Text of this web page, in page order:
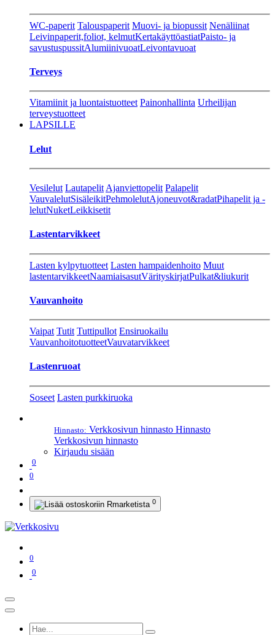
WC-paperit Talouspaperit Muovi- ja biopussit Nenäliinat
Leivinpaperit,foliot, kelmutKertakäyttöastiatPaisto- ja
savustuspussitAlumiinivuoatLeivontavuoat
Terveys
Vitamiinit ja luontaistuotteet Painonhallinta Urheilijan
terveystuotteet
LAPSILLE
Lelut
Vesilelut Lautapelit Ajanviettopelit Palapelit
VauvalelutSisäleikitPehmolelutAjoneuvot&radatPihapelit ja -
lelutNuketLeikkisetit
Lastentarvikkeet
Lasten kylpytuotteet Lasten hampaidenhoito Muut
lastentarvikkeetNaamiaisasutVärityskirjatPulkat&liukurit
Vauvanhoito
Vaipat Tutit Tuttipullot Ensiruokailu
VauvanhoitotuotteetVauvatarvikkeet
Lastenruoat
Soseet Lasten purkkiruoka
Hinnasto: Verkkosivun hinnasto Hinnasto
Verkkosivun hinnasto
Kirjaudu sisään
0
0
0
0
0